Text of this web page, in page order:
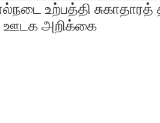
உற்பத்தி
ஊடக அறிக்கை